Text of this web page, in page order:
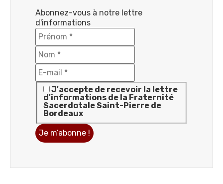
Abonnez-vous à notre lettre
d'informations
J'accepte de recevoir la lettre
d'informations de la Fraternité
Sacerdotale Saint-Pierre de
Bordeaux